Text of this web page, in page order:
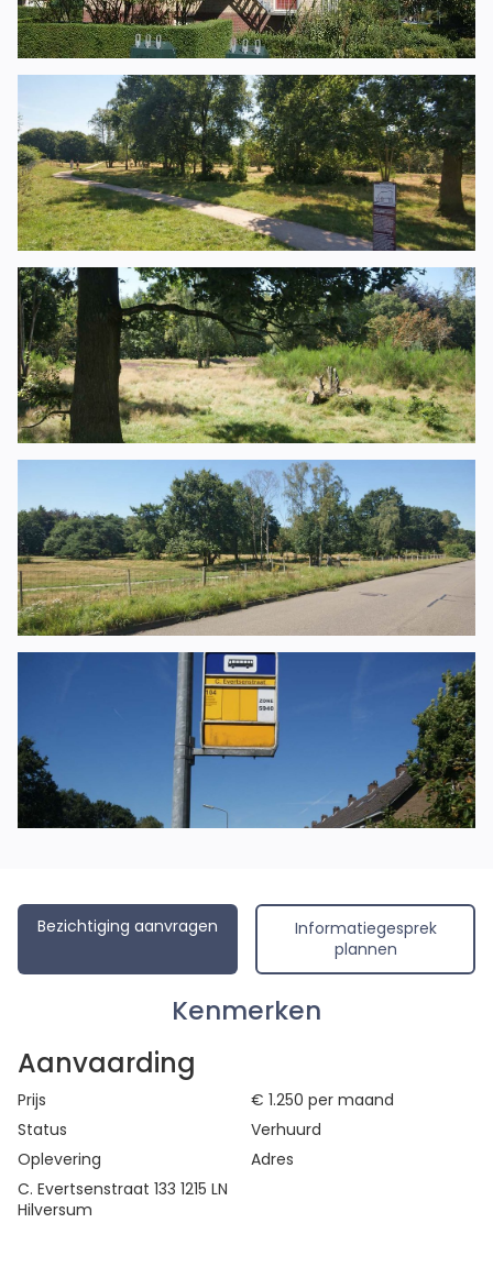
Bezichtiging aanvragen
Informatiegesprek
plannen
Kenmerken
Aanvaarding
Prijs € 1.250 per maand
Status
Verhuurd
Oplevering
Adres
C. Evertsenstraat 133 1215 LN
Hilversum